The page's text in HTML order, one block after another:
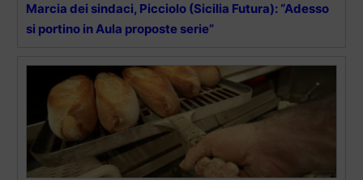
Marcia dei sindaci, Picciolo (Sicilia Futura): “Adesso
si portino in Aula proposte serie”